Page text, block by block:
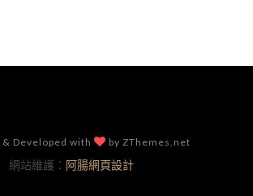
& Developed with by ZThemes.net
網站維護： 阿腸網頁設計